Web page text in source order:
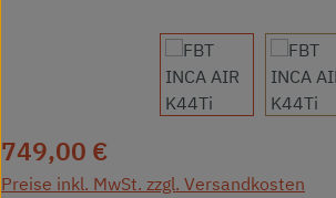
Regulärer Preis:
749,00 €
Preise inkl. MwSt. zzgl. Versandkosten